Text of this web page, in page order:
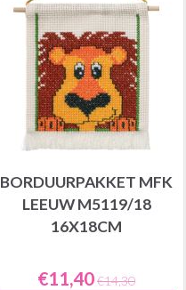
BORDUURPAKKET MFK
LEEUW M5119/18
16X18CM
€11,40€14,30